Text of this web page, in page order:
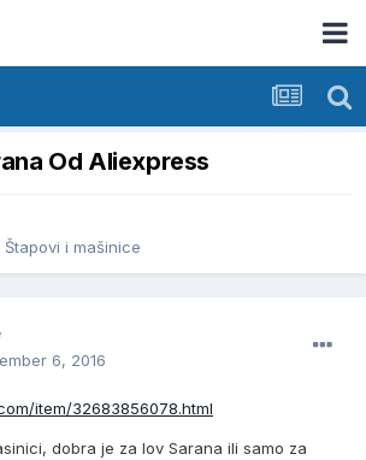
Od Aliexpress
Štapovi i mašinice
6, 2016
item/32683856078.html
dobra je za lov Sarana ili samo za